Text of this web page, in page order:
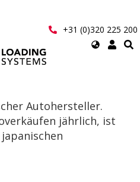
+31 (0)320 225 200
Select
Autohersteller.
jährlich, ist